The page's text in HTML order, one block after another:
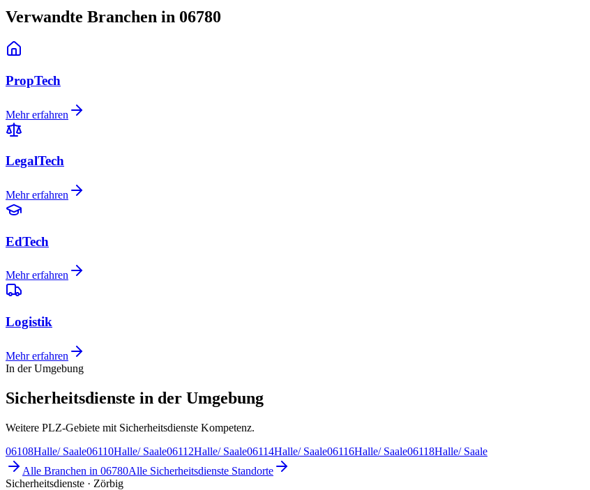
Verwandte Branchen in 06780
PropTech
Mehr erfahren
LegalTech
Mehr erfahren
EdTech
Mehr erfahren
Logistik
Mehr erfahren
In der Umgebung
Sicherheitsdienste in der Umgebung
Weitere PLZ-Gebiete mit Sicherheitsdienste Kompetenz.
06108Halle/ Saale06110Halle/ Saale06112Halle/ Saale06114Halle/ Saale06116Halle/ Saale06118Halle/ Saale
Alle Branchen in 06780Alle Sicherheitsdienste Standorte
Sicherheitsdienste · Zörbig